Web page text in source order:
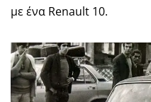
με ένα Renault 10.